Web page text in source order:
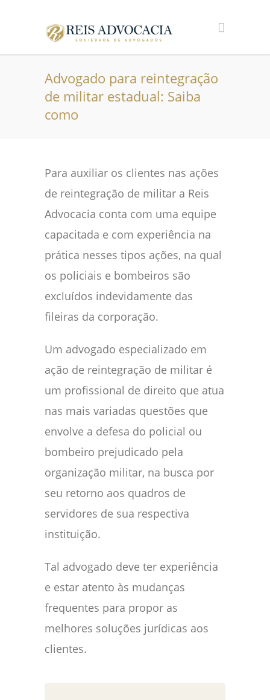
Advogado para reintegração
de militar estadual: Saiba
como
Para auxiliar os clientes nas ações
de reintegração de militar a Reis
Advocacia conta com uma equipe
capacitada e com experiência na
prática nesses tipos ações, na qual
os policiais e bombeiros são
excluídos indevidamente das
fileiras da corporação.
Um advogado especializado em
ação de reintegração de militar é
um profissional de direito que atua
nas mais variadas questões que
envolve a defesa do policial ou
bombeiro prejudicado pela
organização militar, na busca por
seu retorno aos quadros de
servidores de sua respectiva
instituição.
Tal advogado deve ter experiência
e estar atento às mudanças
frequentes para propor as
melhores soluções jurídicas aos
clientes.